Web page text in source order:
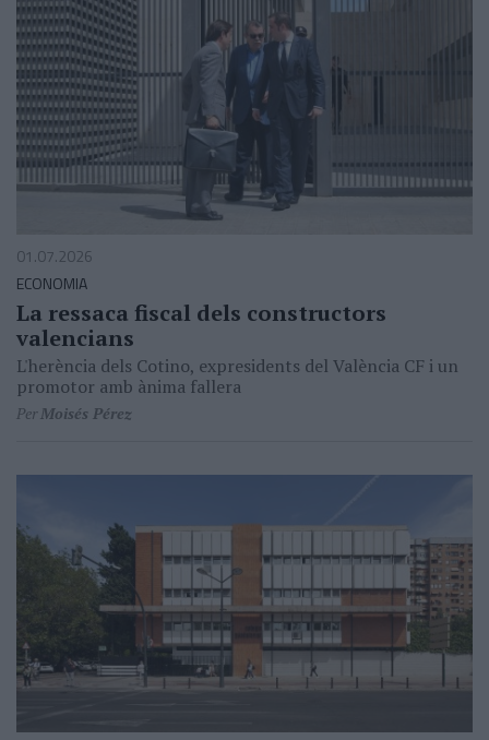
01.07.2026
ECONOMIA
La ressaca fiscal dels constructors
valencians
L'herència dels Cotino, expresidents del València CF i un
promotor amb ànima fallera
PerMoisés Pérez